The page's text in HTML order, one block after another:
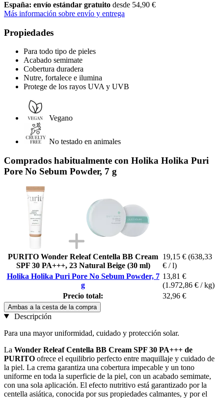
España: envío estándar gratuito desde 54,90 €
Más información sobre envío y entrega
Propiedades
Para todo tipo de pieles
Acabado semimate
Cobertura duradera
Nutre, fortalece e ilumina
Protege de los rayos UVA y UVB
Vegano
No testado en animales
Comprados habitualmente con Holika Holika Puri
Pore No Sebum Powder, 7 g
PURITO Wonder Releaf Centella BB Cream
SPF 30 PA+++, 23 Natural Beige (30 ml)
19,15 € (638,33
€ / l)
Holika Holika Puri Pore No Sebum Powder, 7
g
13,81 €
(1.972,86 € / kg)
Precio total:
32,96 €
Ambas a la cesta de la compra
Descripción
Para una mayor uniformidad, cuidado y protección solar.
La Wonder Releaf Centella BB Cream SPF 30 PA+++ de
PURITO ofrece el equilibrio perfecto entre maquillaje y cuidado de
la piel. La crema garantiza una cobertura impecable y un tono
uniforme en toda la superficie de la piel, con un acabado semimate,
con una sola aplicación. El efecto nutritivo está garantizado por la
centella asiática, conocida por sus propiedades calmantes, y por el